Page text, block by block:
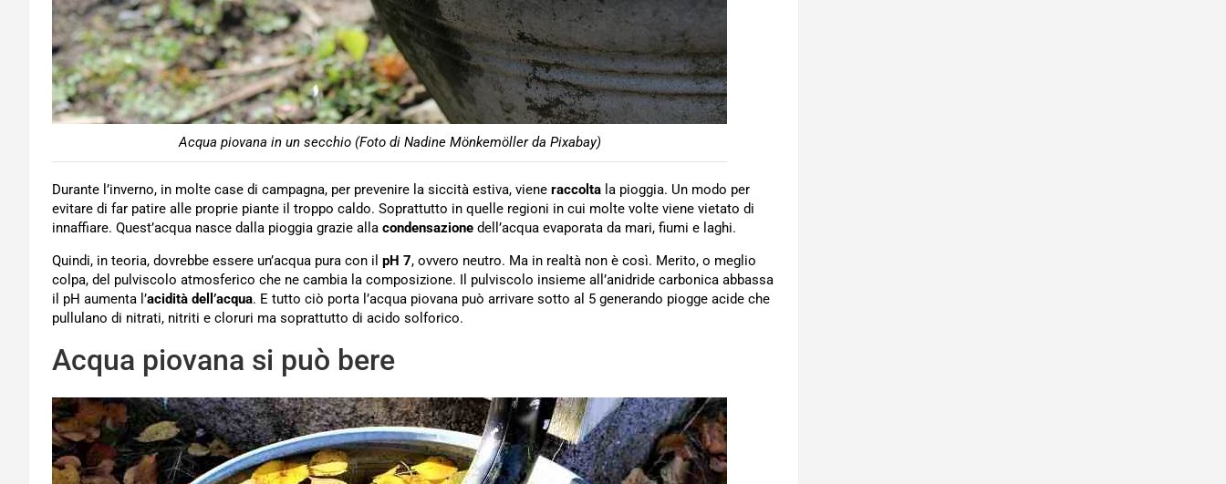
Acqua piovana in un secchio (Foto di Nadine Mönkemöller da Pixabay)
Durante l’inverno, in molte case di campagna, per prevenire la siccità estiva, viene raccolta la pioggia. Un modo per
evitare di far patire alle proprie piante il troppo caldo. Soprattutto in quelle regioni in cui molte volte viene vietato di
innaffiare. Quest’acqua nasce dalla pioggia grazie alla condensazione dell’acqua evaporata da mari, fiumi e laghi.
Quindi, in teoria, dovrebbe essere un’acqua pura con il pH 7, ovvero neutro. Ma in realtà non è così. Merito, o meglio
colpa, del pulviscolo atmosferico che ne cambia la composizione. Il pulviscolo insieme all’anidride carbonica abbassa
il pH aumenta l’acidità dell’acqua. E tutto ciò porta l’acqua piovana può arrivare sotto al 5 generando piogge acide che
pullulano di nitrati, nitriti e cloruri ma soprattutto di acido solforico.
Acqua piovana si può bere